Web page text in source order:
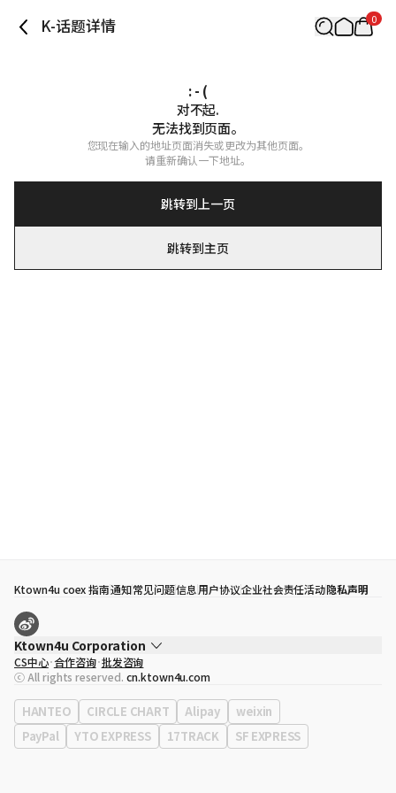
K-话题详情 0
: - (
对不起.
无法找到页面。
您现在输入的地址页面消失或更改为其他页面。
请重新确认一下地址。
跳转到上一页
跳转到主页
Ktown4u coex 指南通知常见问题信息用户协议企业社会责任活动隐私声明
Ktown4u Corporation
代表
宋効珉
营业执照 120-87-71116
公司地址 首尔特别市 江南区 岭东大路 513号 3楼 （三成洞， coex)
CS中心 合作咨询 批发咨询
ⓒ All rights reserved. cn.ktown4u.com
HANTEO CIRCLE CHART Alipay
weixin
PayPal
YTO EXPRESS 17TRACK SF EXPRESS